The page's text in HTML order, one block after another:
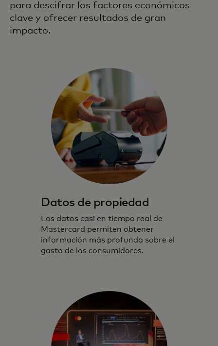
para descifrar los factores económicos
clave y ofrecer resultados de gran
impacto.
Datos de propiedad
Los datos casi en tiempo real de
Mastercard permiten obtener
información más profunda sobre el
gasto de los consumidores.